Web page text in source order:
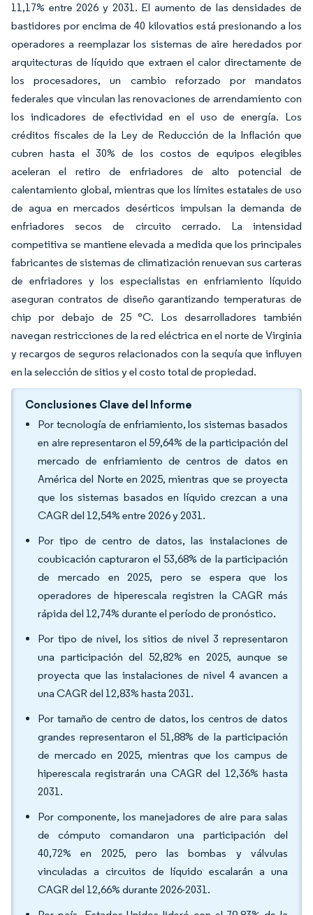
11,17% entre 2026 y 2031. El aumento de las densidades de
bastidores por encima de 40 kilovatios está presionando a los
operadores a reemplazar los sistemas de aire heredados por
arquitecturas de líquido que extraen el calor directamente de
los procesadores, un cambio reforzado por mandatos
federales que vinculan las renovaciones de arrendamiento con
los indicadores de efectividad en el uso de energía. Los
créditos fiscales de la Ley de Reducción de la Inflación que
cubren hasta el 30% de los costos de equipos elegibles
aceleran el retiro de enfriadores de alto potencial de
calentamiento global, mientras que los límites estatales de uso
de agua en mercados desérticos impulsan la demanda de
enfriadores secos de circuito cerrado. La intensidad
competitiva se mantiene elevada a medida que los principales
fabricantes de sistemas de climatización renuevan sus carteras
de enfriadores y los especialistas en enfriamiento líquido
aseguran contratos de diseño garantizando temperaturas de
chip por debajo de 25 °C. Los desarrolladores también
navegan restricciones de la red eléctrica en el norte de Virginia
y recargos de seguros relacionados con la sequía que influyen
en la selección de sitios y el costo total de propiedad.
Conclusiones Clave del Informe
Por tecnología de enfriamiento, los sistemas basados
en aire representaron el 59,64% de la participación del
mercado de enfriamiento de centros de datos en
América del Norte en 2025, mientras que se proyecta
que los sistemas basados en líquido crezcan a una
CAGR del 12,54% entre 2026 y 2031.
Por tipo de centro de datos, las instalaciones de
coubicación capturaron el 53,68% de la participación
de mercado en 2025, pero se espera que los
operadores de hiperescala registren la CAGR más
rápida del 12,74% durante el período de pronóstico.
Por tipo de nivel, los sitios de nivel 3 representaron
una participación del 52,82% en 2025, aunque se
proyecta que las instalaciones de nivel 4 avancen a
una CAGR del 12,83% hasta 2031.
Por tamaño de centro de datos, los centros de datos
grandes representaron el 51,88% de la participación
de mercado en 2025, mientras que los campus de
hiperescala registrarán una CAGR del 12,36% hasta
2031.
Por componente, los manejadores de aire para salas
de cómputo comandaron una participación del
40,72% en 2025, pero las bombas y válvulas
vinculadas a circuitos de líquido escalarán a una
CAGR del 12,66% durante 2026-2031.